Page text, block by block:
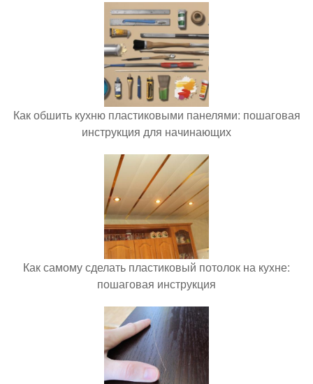
Как обшить кухню пластиковыми панелями: пошаговая
инструкция для начинающих
Как самому сделать пластиковый потолок на кухне:
пошаговая инструкция